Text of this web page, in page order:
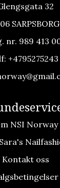
32
SARPSBORG
nr. 989 413
+4795275243
NSI Norway
Kontakt oss